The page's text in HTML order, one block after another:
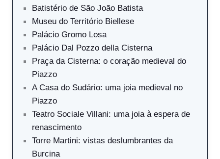
Batistério de São João Batista
Museu do Território Biellese
Palácio Gromo Losa
Palácio Dal Pozzo della Cisterna
Praça da Cisterna: o coração medieval do
Piazzo
A Casa do Sudário: uma joia medieval no
Piazzo
Teatro Sociale Villani: uma joia à espera de
renascimento
Torre Martini: vistas deslumbrantes da
Burcina